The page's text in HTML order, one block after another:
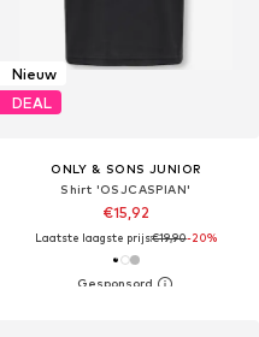
Nieuw
DEAL
ONLY & SONS JUNIOR
Shirt 'OSJCASPIAN'
€15,92
Laatste laagste prijs:€19,90-20%